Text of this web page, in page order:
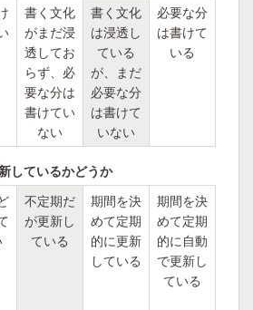
書く文化
がまだ浸
透してお
らず、必
要な分は
書けてい
ない
書く文化
は浸透し
ている
が、まだ
必要な分
は書けて
いない
必要な分
は書けて
いる
しているかどうか
不定期だ
が更新し
ている
期間を決
めて定期
的に更新
している
期間を決
めて定期
的に自動
で更新し
ている